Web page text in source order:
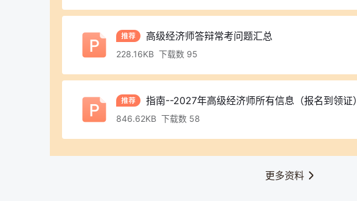
高级经济师答辩常考问题汇总
228.16KB 下载数 95
指南--2027年高级经济师所有信息（报名到领证）
846.62KB 下载数 58
更多资料